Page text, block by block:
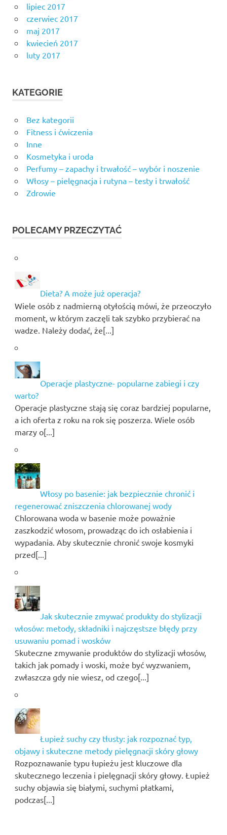
lipiec 2017
czerwiec 2017
maj 2017
kwiecień 2017
luty 2017
KATEGORIE
Bez kategorii
Fitness i ćwiczenia
Inne
Kosmetyka i uroda
Perfumy – zapachy i trwałość – wybór i noszenie
Włosy – pielęgnacja i rutyna – testy i trwałość
Zdrowie
POLECAMY PRZECZYTAĆ
Dieta? A może już operacja?
Wiele osób z nadmierną otyłością mówi, że przeoczyło
moment, w którym zaczęli tak szybko przybierać na
wadze. Należy dodać, że[...]
Operacje plastyczne- popularne zabiegi i czy
warto?
Operacje plastyczne stają się coraz bardziej popularne,
a ich oferta z roku na rok się poszerza. Wiele osób
marzy o[...]
Włosy po basenie: jak bezpiecznie chronić i
regenerować zniszczenia chlorowanej wody
Chlorowana woda w basenie może poważnie
zaszkodzić włosom, prowadząc do ich osłabienia i
wypadania. Aby skutecznie chronić swoje kosmyki
przed[...]
Jak skutecznie zmywać produkty do stylizacji
włosów: metody, składniki i najczęstsze błędy przy
usuwaniu pomad i wosków
Skuteczne zmywanie produktów do stylizacji włosów,
takich jak pomady i woski, może być wyzwaniem,
zwłaszcza gdy nie wiesz, od czego[...]
Łupież suchy czy tłusty: jak rozpoznać typ,
objawy i skuteczne metody pielęgnacji skóry głowy
Rozpoznawanie typu łupieżu jest kluczowe dla
skutecznego leczenia i pielęgnacji skóry głowy. Łupież
suchy objawia się białymi, suchymi płatkami,
podczas[...]